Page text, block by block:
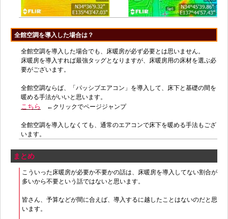
全館空調を導入した場合は？
全館空調を導入した場合でも、床暖房が必ず必要とは思いません。
床暖房を導入すれば最強タッグとなりますが、床暖房用の床材を選ぶ必
要がございます。
全館空調ならば、「パッシブエアコン」を導入して、床下と基礎の間を
暖める手法がいいと思います。
こちら ←クリックでページジャンプ
全館空調を導入しなくても、通常のエアコンで床下を暖める手法もござ
います。
まとめ
こういった床暖房が必要か不要かの話は、床暖房を導入してない割合が
多いから不要という話ではないと思います。
皆さん、予算などが間に合えば、導入するに越したことはないのだと思
います。